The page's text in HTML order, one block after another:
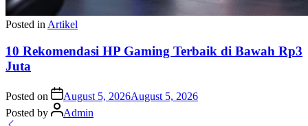
Posted in Artikel
10 Rekomendasi HP Gaming Terbaik di Bawah Rp3
Juta
Posted on August 5, 2026August 5, 2026
Posted by
Admin